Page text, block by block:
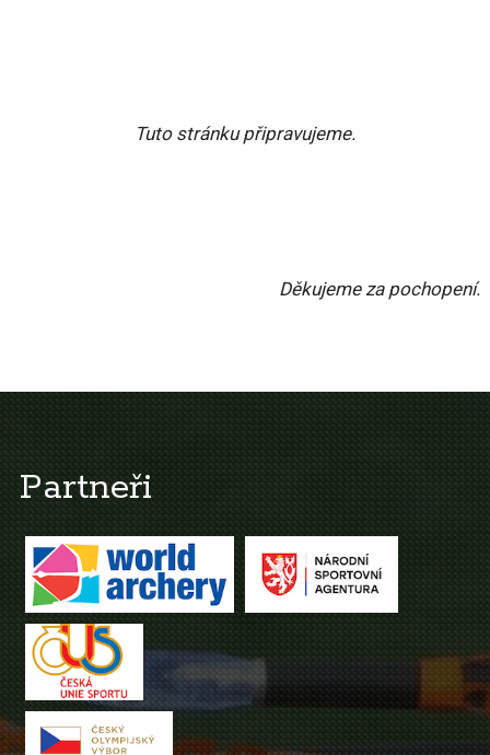
Tuto stránku připravujeme.
Děkujeme za pochopení.
Partneři